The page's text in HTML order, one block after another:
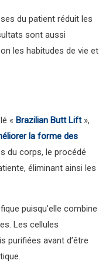
du patient réduit les
sont aussi
les habitudes de vie et
«Brazilian Butt Lift»,
la forme des
du corps, le procédé
éliminant ainsi les
puisqu’elle combine
Les cellules
purifiées avant d’être